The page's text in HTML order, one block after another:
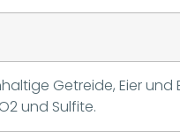
Getreide, Eier
und Sulfite.